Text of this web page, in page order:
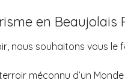
en Beaujolais
nous souhaitons vous
terroir méconnu d’un